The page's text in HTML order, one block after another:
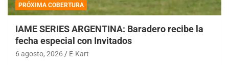
PRÓXIMA COBERTURA
IAME SERIES ARGENTINA: Baradero recibe la
fecha especial con Invitados
6 agosto, 2026 E-Kart